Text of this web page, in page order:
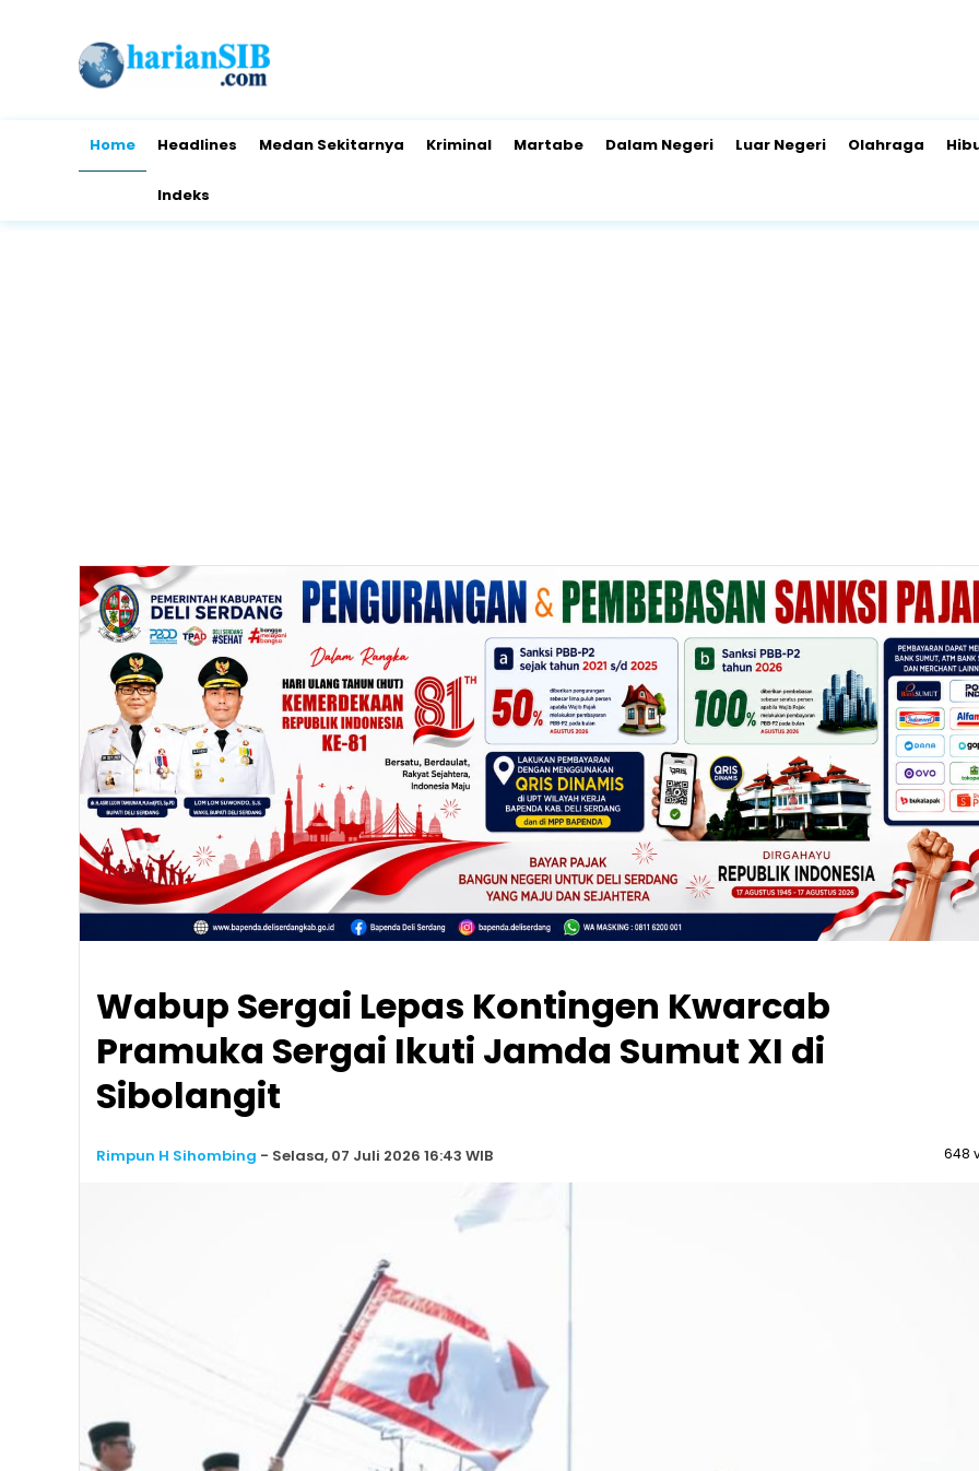
Home Headlines Medan Sekitarnya Kriminal Martabe Dalam Negeri Luar Negeri Olahraga
Indeks
Wabup Sergai Lepas Kontingen Kwarcab
Pramuka Sergai Ikuti Jamda Sumut XI di
Sibolangit
Rimpun H Sihombing - Selasa, 07 Juli 2026 16:43 WIB 648